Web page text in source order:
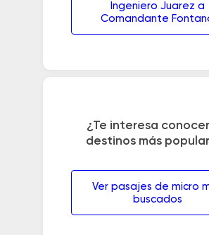
Ingeniero Juarez a
Comandante
¿Te interesa
destinos más
Ver pasajes de micro
buscados